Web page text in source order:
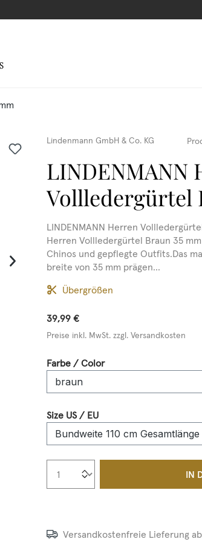
Lindenmann GmbH & Co. KG
LINDENMANN
Vollledergürtel
LINDENMANN Herren
Herren Vollledergürtel Braun 35
Chinos und gepflegte Outfits.Das
breite von 35 mm prägen...
Übergrößen
39,99 €
Preise inkl. MwSt. zzgl. Versandkosten
Farbe / Colorauswählen
Size US / EUauswählen
Produkt Anzahl: GibIN
Versandkostenfreie Lieferung